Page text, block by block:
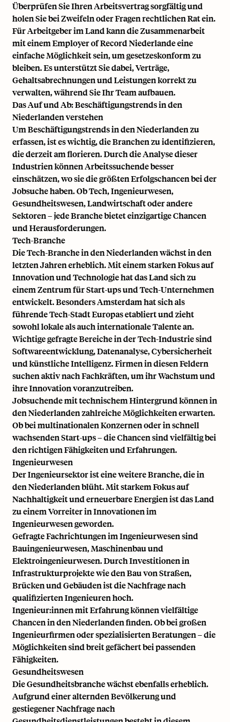
Überprüfen Sie Ihren Arbeitsvertrag sorgfältig und
holen Sie bei Zweifeln oder Fragen rechtlichen Rat ein.
Für Arbeitgeber im Land kann die Zusammenarbeit
mit einemEmployer of Record Niederlandeeine
einfache Möglichkeit sein, um gesetzeskonform zu
bleiben. Es unterstützt Sie dabei, Verträge,
Gehaltsabrechnungen und Leistungen korrekt zu
verwalten, während Sie Ihr Team aufbauen.
Das Auf und Ab: Beschäftigungstrends in den
Niederlanden verstehen
Um Beschäftigungstrends in den Niederlanden zu
erfassen, ist es wichtig, die Branchen zu identifizieren,
die derzeit am florieren. Durch die Analyse dieser
Industrien können Arbeitssuchende besser
einschätzen, wo sie die größten Erfolgschancen bei der
Jobsuche haben. Ob Tech, Ingenieurwesen,
Gesundheitswesen, Landwirtschaft oder andere
Sektoren – jede Branche bietet einzigartige Chancen
und Herausforderungen.
Tech-Branche
Die Tech-Branche in den Niederlanden wächst in den
letzten Jahren erheblich. Mit einem starken Fokus auf
Innovation und Technologie hat das Land sich zu
einem Zentrum für Start-ups und Tech-Unternehmen
entwickelt. Besonders Amsterdam hat sich als
führende Tech-Stadt Europas etabliert und zieht
sowohl lokale als auch internationale Talente an.
Wichtige gefragte Bereiche in der Tech-Industrie sind
Softwareentwicklung, Datenanalyse, Cybersicherheit
und künstliche Intelligenz. Firmen in diesen Feldern
suchen aktiv nach Fachkräften, um ihr Wachstum und
ihre Innovation voranzutreiben.
Jobsuchende mit technischem Hintergrund können in
den Niederlanden zahlreiche Möglichkeiten erwarten.
Ob bei multinationalen Konzernen oder in schnell
wachsenden Start-ups – die Chancen sind vielfältig bei
den richtigen Fähigkeiten und Erfahrungen.
Ingenieurwesen
Der Ingenieursektor ist eine weitere Branche, die in
den Niederlanden blüht. Mit starkem Fokus auf
Nachhaltigkeit und erneuerbare Energien ist das Land
zu einem Vorreiter in Innovationen im
Ingenieurwesen geworden.
Gefragte Fachrichtungen im Ingenieurwesen sind
Bauingenieurwesen, Maschinenbau und
Elektroingenieurwesen. Durch Investitionen in
Infrastrukturprojekte wie den Bau von Straßen,
Brücken und Gebäuden ist die Nachfrage nach
qualifizierten Ingenieuren hoch.
Ingenieur:innen mit Erfahrung können vielfältige
Chancen in den Niederlanden finden. Ob bei großen
Ingenieurfirmen oder spezialisierten Beratungen – die
Möglichkeiten sind breit gefächert bei passenden
Fähigkeiten.
Gesundheitswesen
Die Gesundheitsbranche wächst ebenfalls erheblich.
Aufgrund einer alternden Bevölkerung und
gestiegener Nachfrage nach